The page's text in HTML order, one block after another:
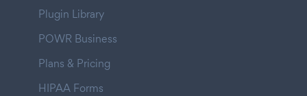
Plugin Library
POWR Business
Plans & Pricing
HIPAA Forms